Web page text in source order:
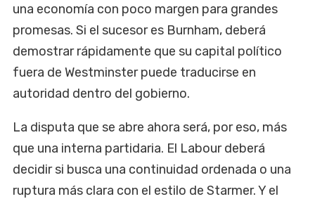
una economía con poco margen para grandes
promesas. Si el sucesor es Burnham, deberá
demostrar rápidamente que su capital político
fuera de Westminster puede traducirse en
autoridad dentro del gobierno.
La disputa que se abre ahora será, por eso, más
que una interna partidaria. El Labour deberá
decidir si busca una continuidad ordenada o una
ruptura más clara con el estilo de Starmer. Y el